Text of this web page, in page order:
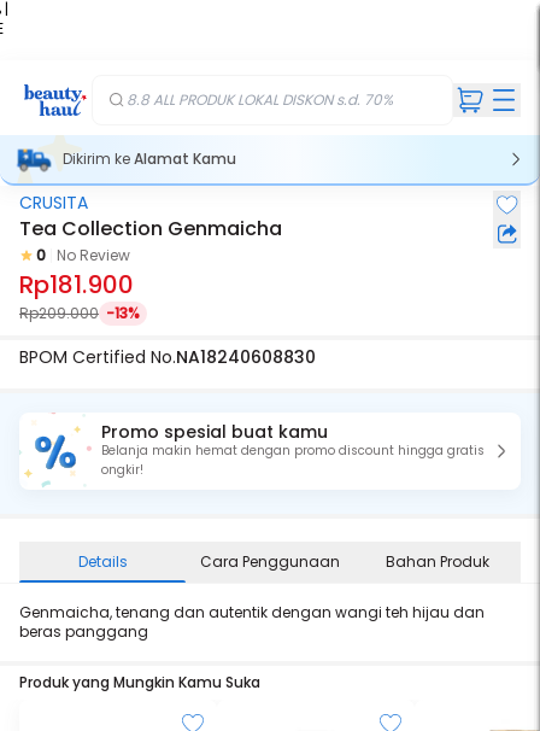
|
8.8 ALL PRODUK LOKAL DISKON s.d. 70%
Dikirim keAlamat Kamu
CRUSITA
Tea Collection Genmaicha
0 No Review
Rp181.900
Rp209.000 -13%
BPOM Certified No.NA18240608830
Promo spesial buat kamu
Belanja makin hemat dengan promo discount hingga gratis
ongkir!
Details Cara Penggunaan Bahan Produk
Genmaicha, tenang dan autentik dengan wangi teh hijau dan
beras panggang
Produk yang Mungkin Kamu Suka